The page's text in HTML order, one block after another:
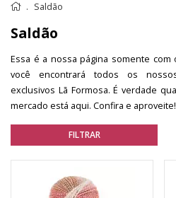
Saldão
Saldão
Essa é a nossa página somente
você encontrará todos os
exclusivos Lã Formosa. É verdade
mercado está aqui. Confira e aproveite!